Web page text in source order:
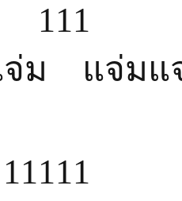
แจ่มแ